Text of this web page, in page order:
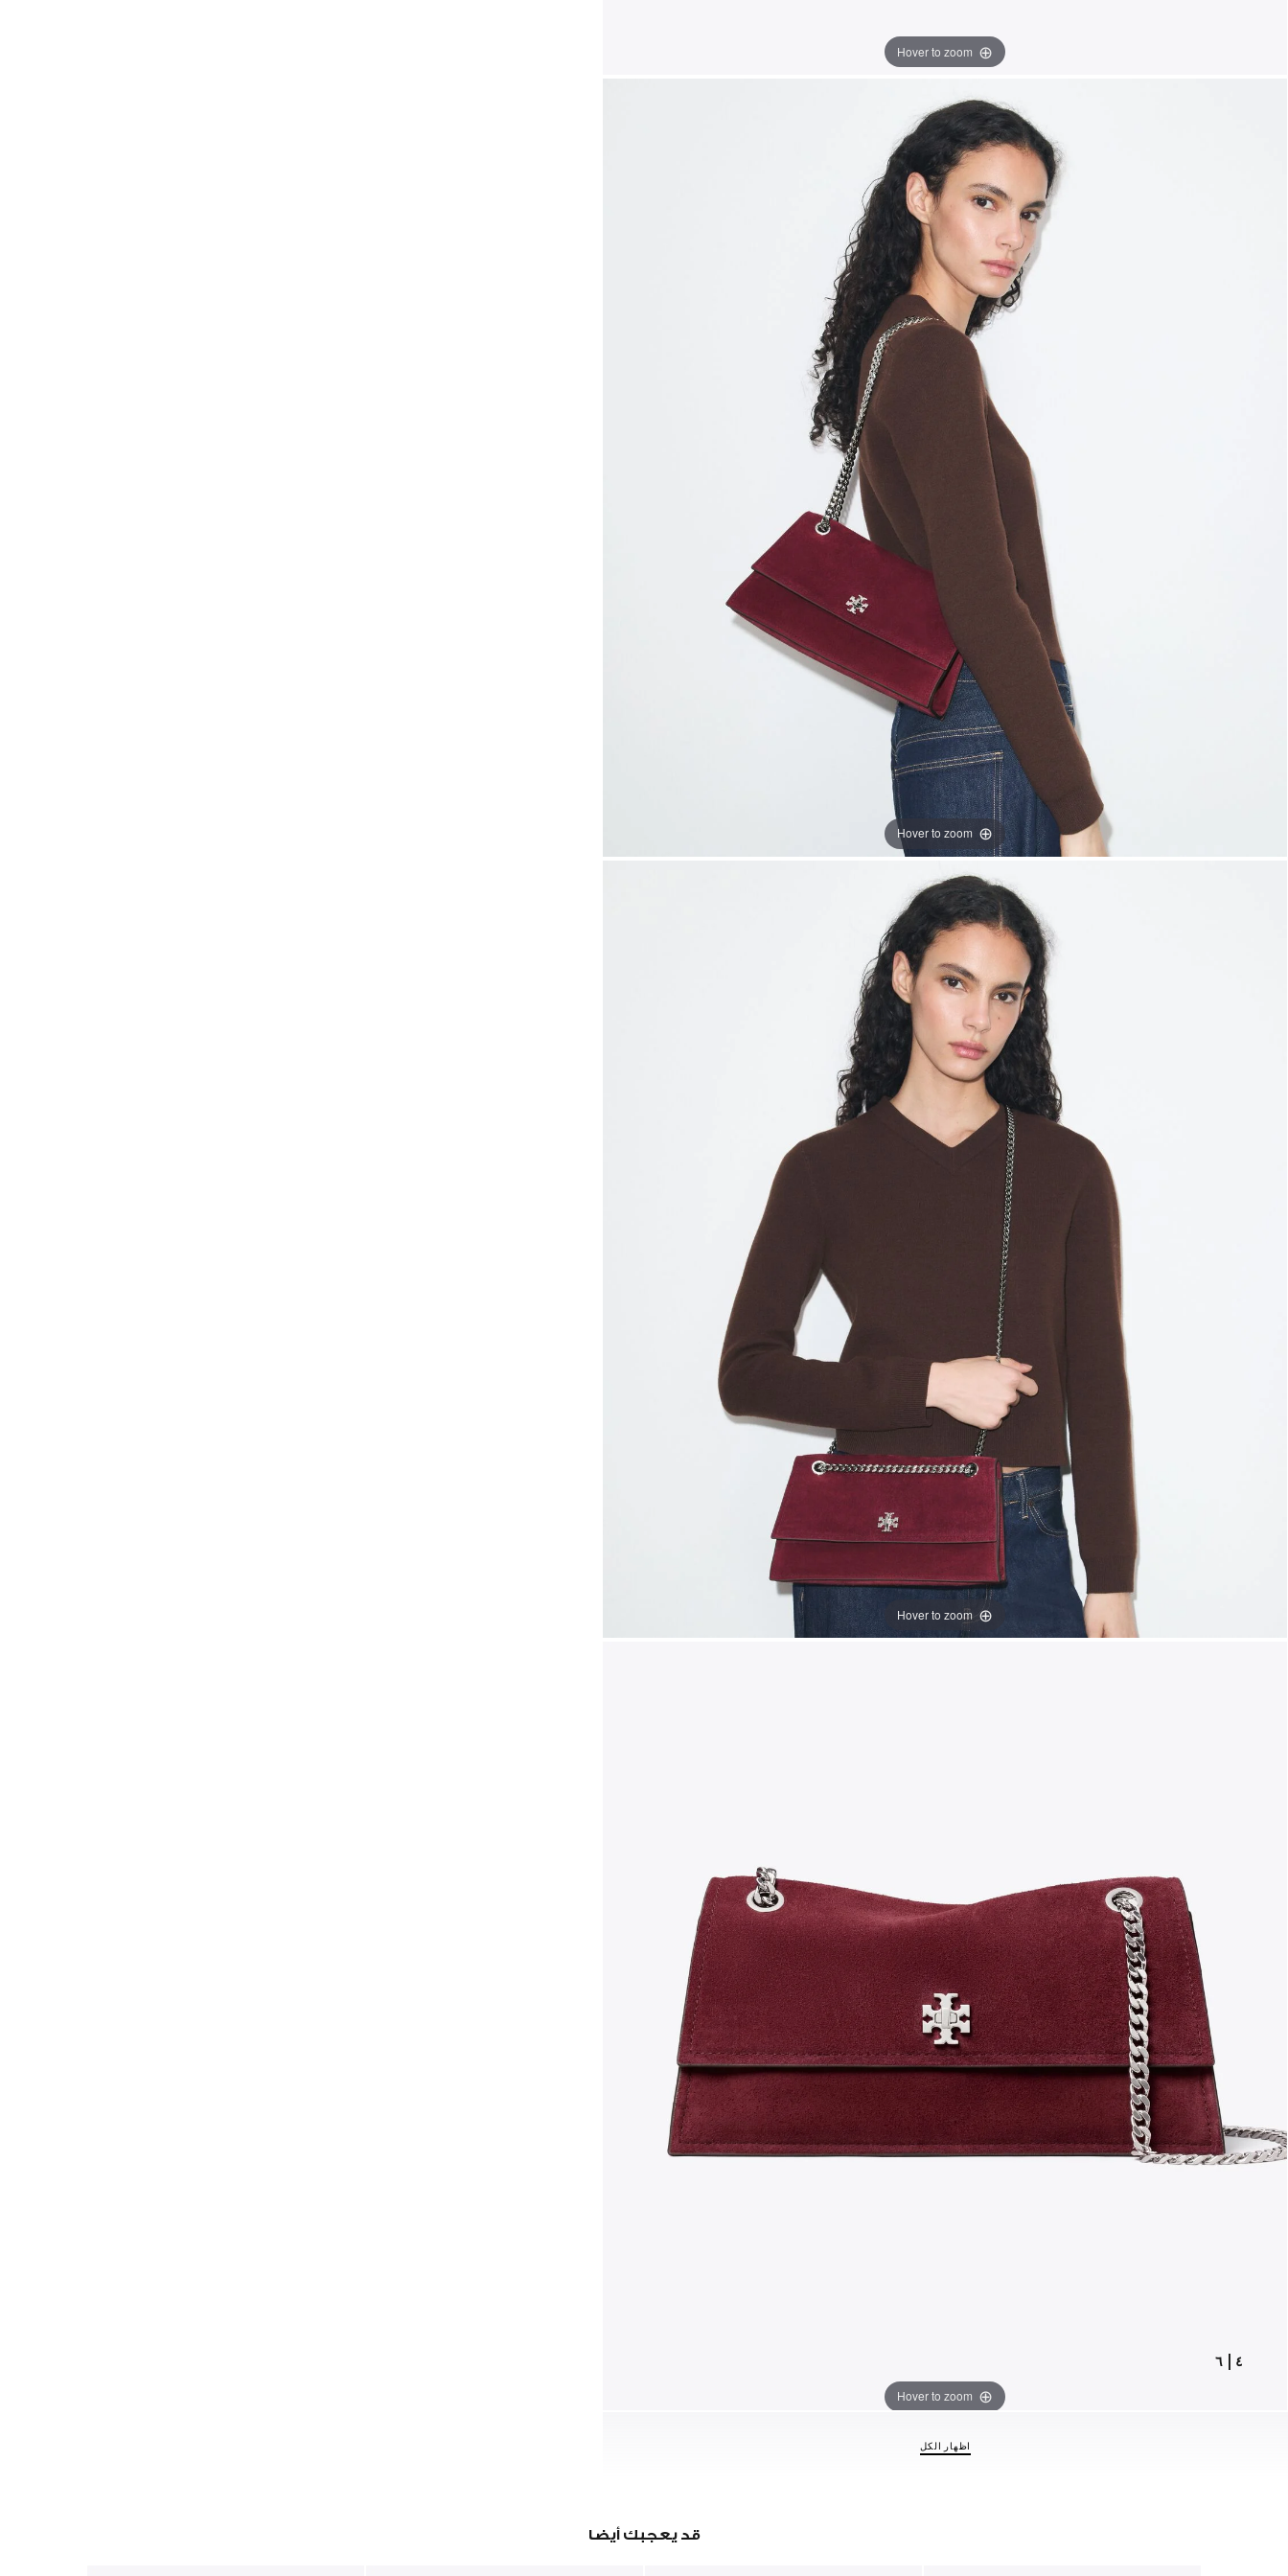
Hover to zoom
Hover to zoom
Hover to zoom
Hover to zoom
٤ ٦
اظهار الكل
قد يعجبك أيضا